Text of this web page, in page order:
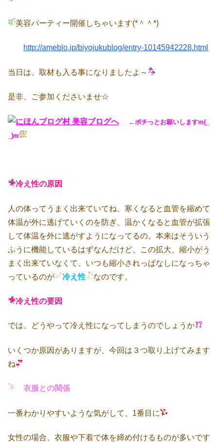
美容パーティー開催しちゃいます(*＾＾*)
http://ameblo.jp/biyojukublog/entry-10145942228.html
当日は、取材も入る事になりましたよ～
是非、ご参加くださいませ☆
←ポチっとお願いしますm(_
_)m
冷え性の原因
人の体ってうまく出来ていてね、寒くなると血管を縮めて
体温が外に逃げていくのを防ぎ、温かくなると血管が拡張
して体温を外に逃がすようになってるの。本来はそういう
ふうに機能しているはずなんだけど、この拡大、縮小がう
まく出来ていなくて、いつも縮小されっぱなしになっちゃ
っているのが
冷え性 なのです。
冷え性の要因
では、どうやって冷え性になってしまうのでしょうか
いくつか原因がありますが、今回は３つ取り上げてみます
ね
衣服との関係
一番わかりやすいような気がして、1番目に
女性の場合、衣服や下着で体を締め付けるものが多いです